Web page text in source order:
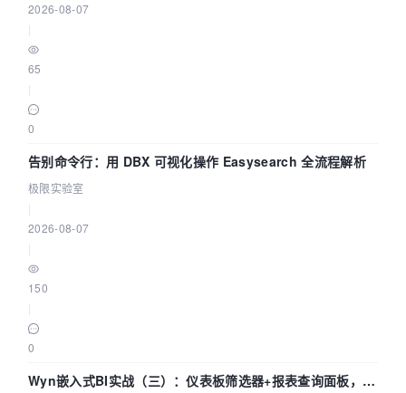
2026-08-07
65
0
告别命令行：用 DBX 可视化操作 Easysearch 全流程解析
极限实验室
2026-08-07
150
0
Wyn嵌入式BI实战（三）：仪表板筛选器+报表查询面板，参